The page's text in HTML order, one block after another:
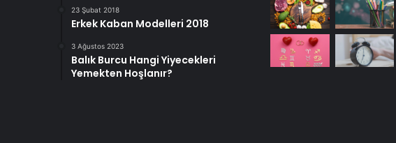
23 Şubat 2018
Erkek Kaban Modelleri 2018
3 Ağustos 2023
Balık Burcu Hangi Yiyecekleri
Yemekten Hoşlanır?